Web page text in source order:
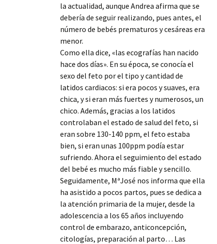
la actualidad, aunque Andrea afirma que se
debería de seguir realizando, pues antes, el
número de bebés prematuros y cesáreas era
menor.
Como ella dice, «las ecografías han nacido
hace dos días». En su época, se conocía el
sexo del feto por el tipo y cantidad de
latidos cardiacos: si era pocos y suaves, era
chica, y si eran más fuertes y numerosos, un
chico. Además, gracias a los latidos
controlaban el estado de salud del feto, si
eran sobre 130-140 ppm, el feto estaba
bien, si eran unas 100ppm podía estar
sufriendo. Ahora el seguimiento del estado
del bebé es mucho más fiable y sencillo.
Seguidamente, MªJosé nos informa que ella
ha asistido a pocos partos, pues se dedica a
la atención primaria de la mujer, desde la
adolescencia a los 65 años incluyendo
control de embarazo, anticoncepción,
citologías, preparación al parto… Las